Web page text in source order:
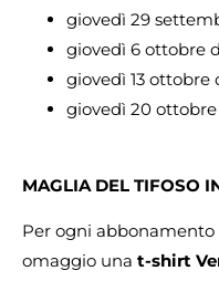
giovedì 29
giovedì 6 ottobre
giovedì 13 ottobre
giovedì 20 ottobre
MAGLIA DEL TIFOSO
Per ogni
omaggio una t-shirt